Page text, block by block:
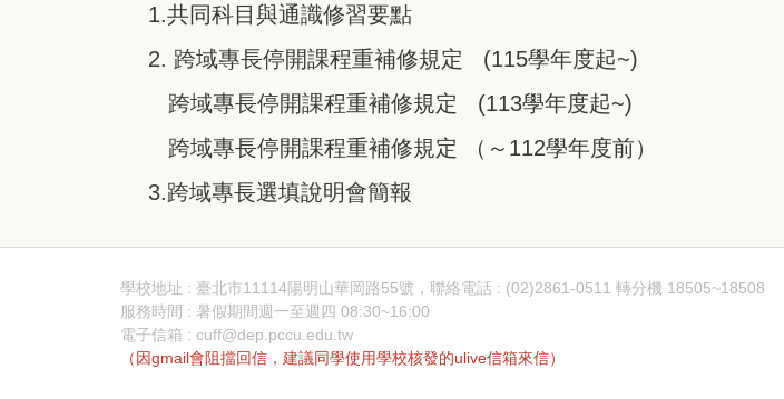
1.共同科目與通識修習要點
2. 跨域專長停開課程重補修規定 (115學年度起~)
跨域專長停開課程重補修規定 (113學年度起~)
跨域專長停開課程重補修規定 （～112學年度前）
3.跨域專長選填說明會簡報
學校地址 : 臺北市11114陽明山華岡路55號，聯絡電話 : (02)2861-0511 轉分機 18505~18508
服務時間 : 暑假期間週一至週四 08:30~16:00
電子信箱 : cuff@dep.pccu.edu.tw
（因gmail會阻擋回信，建議同學使用學校核發的ulive信箱來信）